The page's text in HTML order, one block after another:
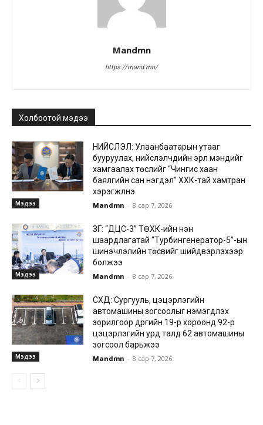
Mandmn
https://mand.mn/
Холбоотой мэдээ
Мэдээ
НИЙСЛЭЛ: Улаанбаатарын утааг
бууруулах, нийслэлчүүдийн эрүүл мэндийг
хамгаалах төслийг “Чингис хаан
баялгийн сан нэгдэл” ХХК-тай хамтран
хэрэгжүүлнэ
Mandmn - 8 сар 7, 2026
Мэдээ
ЗГ: “ДЦС-3” ТӨХК-ийн нэн
шаардлагатай “Турбингенератор-5”-ын
шинэчлэлийн төсвийг шийдвэрлэхээр
болжээ
Mandmn - 8 сар 7, 2026
Мэдээ
СХД: Сургууль, цэцэрлэгийн
автомашины зогсоолыг нэмэгдүүлэх
зорилгоор дүүргийн 19-р хороонд 92-р
цэцэрлэгийн урд талд 62 автомашины
зогсоол барьжээ
Mandmn - 8 сар 7, 2026